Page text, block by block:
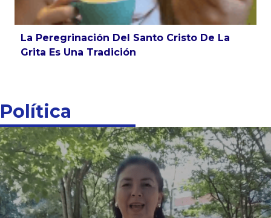
La Peregrinación Del Santo Cristo De La
Grita Es Una Tradición
Política